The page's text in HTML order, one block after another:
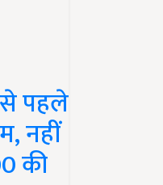
पहले
नहीं
की